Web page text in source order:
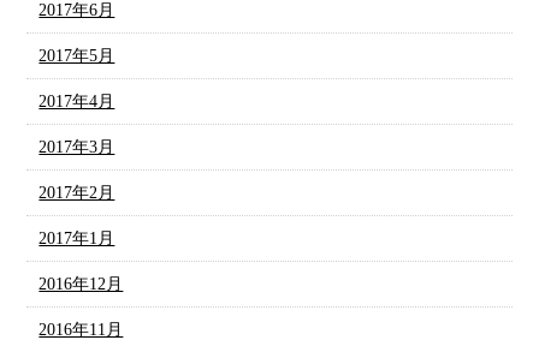
2017年6月
2017年5月
2017年4月
2017年3月
2017年2月
2017年1月
2016年12月
2016年11月